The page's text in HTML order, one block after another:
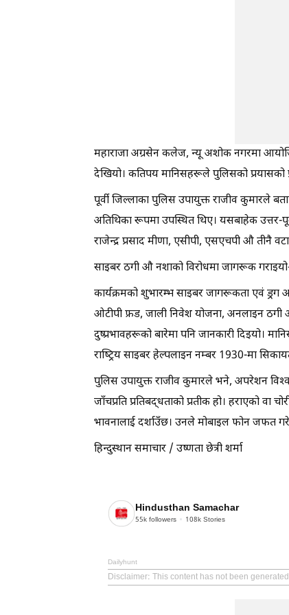
महाराजा अग्रसेन कलेज, न्यू अशोक नगरमा
देखियो। कतिपय मानिसहरूले पुलिसको प्रयासको
पूर्वी जिल्लाका पुलिस उपायुक्त राजीव कुमारले
अतिथिका रूपमा उपस्थित थिए। यसबाहेक उत्तर-
राजेन्द्र प्रसाद मीणा, एसीपी, एसएचपी औ तीनै
साइबर ठगी औ नशाको विरोधमा जागरूक
कार्यक्रमको शुभारम्भ साइबर जागरूकता एवं
ओटीपी फ्रड, जाली निवेश योजना, अनलाइन
दुष्प्रभावहरूको बारेमा पनि जानकारी दिइयो।
राष्ट्रिय साइबर हेल्पलाइन नम्बर 1930-मा
पुलिस उपायुक्त राजीव कुमारले भने, अपरेशन
जाँचप्रति प्रतिबद्धताको प्रतीक हो। हराएको
भावनालाई दर्शाउँछ। उनले मोबाइल फोन जफत
हिन्दुस्थान समाचार / उष्णता छेत्री शर्मा
Hindusthan Samachar
55k followers 108k Stories
Dailyhunt
Disclaimer: This content has not been